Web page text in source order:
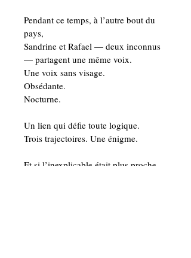
Pendant ce temps, à l’autre bout du
pays,
Sandrine et Rafael — deux inconnus
— partagent une même voix.
Une voix sans visage.
Obsédante.
Nocturne.
Un lien qui défie toute logique.
Trois trajectoires. Une énigme.
Et si l’inexplicable était plus proche